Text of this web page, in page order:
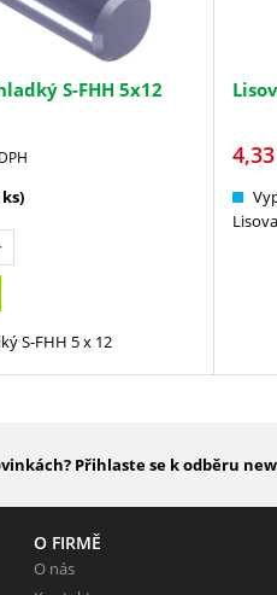
S-FHH 5x12
S-FHH 5 x 12
4,33
Přihlaste se k odběru
O FIRMĚ
O nás